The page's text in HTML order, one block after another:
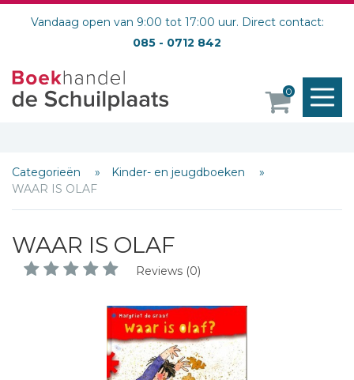
Vandaag open van 9:00 tot 17:00 uur. Direct contact:
085 - 0712 842
0
Categorieën
Kinder- en jeugdboeken
WAAR IS OLAF
WAAR IS OLAF
Reviews (0)
Schrijf hieronder je review!